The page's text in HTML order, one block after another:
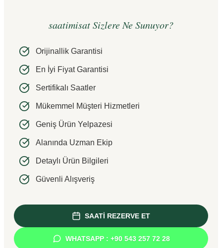
saatimisat Sizlere Ne Sunuyor?
Orijinallik Garantisi
En İyi Fiyat Garantisi
Sertifikalı Saatler
Mükemmel Müşteri Hizmetleri
Geniş Ürün Yelpazesi
Alanında Uzman Ekip
Detaylı Ürün Bilgileri
Güvenli Alışveriş
SAATİ REZERVE ET
WHATSAPP : +90 543 257 72 28